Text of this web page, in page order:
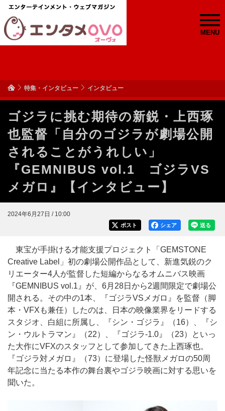
MENU
特集・インタビュー インタビュー
ゴジラに挑む期待の新鋭・上西琢
也監督「自分のゴジラが劇場公開
されることがうれしい」
『GEMNIBUS vol.1 ゴジラVS
メガロ』【インタビュー】
2024年6月27日 / 10:00
送る
シェア
ポスト
東宝が手掛ける才能支援プロジェクト「GEMSTONE
Creative Label」初の劇場公開作品として、新進気鋭のク
リエーター4人が監督した短編からなるオムニバス映画
『GEMNIBUS vol.1』が、6月28日から2週間限定で劇場公
開される。その中の1本、『ゴジラVSメガロ』を監督（脚
本・VFXも兼任）したのは、日本の映像業界をリードする
スタジオ、白組に所属し、『シン・ゴジラ』（16）、『シ
ン・ウルトラマン』（22）、『ゴジラ-1.0』（23）といっ
た大作にVFXのスタッフとして参加してきた上西琢也。
『ゴジラ対メガロ』（73）に登場した怪獣メガロの50周
年記念に当たる本作の舞台裏やゴジラ映画に対する思いを
聞いた。